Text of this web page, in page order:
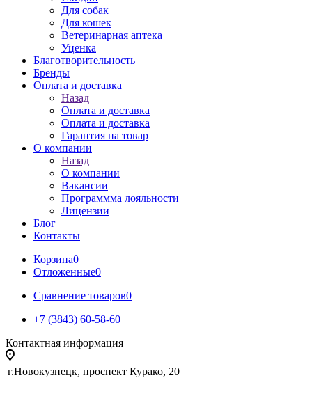
Для собак
Для кошек
Ветеринарная аптека
Уценка
Благотворительность
Бренды
Оплата и доставка
Назад
Оплата и доставка
Оплата и доставка
Гарантия на товар
О компании
Назад
О компании
Вакансии
Программма лояльности
Лицензии
Блог
Контакты
Корзина0
Отложенные0
Сравнение товаров0
+7 (3843) 60-58-60
Контактная информация
г.Новокузнецк, проспект Курако, 20